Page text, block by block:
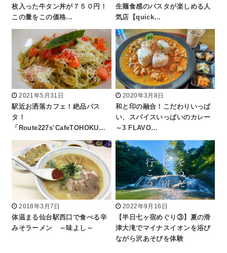
枚入った牛タン丼が７５０円！
この量をこの価格…
生麺食感のパスタが楽しめる人
気店【quick…
2021年5月31日
駅近お洒落カフェ！絶品パス
タ！
「Route227s’CafeTOHOKU…
2020年3月8日
和と印の融合！こだわりいっぱ
い、スパイスいっぱいのカレー
～3 FLAVO…
2018年3月7日
体温まる仙台駅西口で食べる辛
みそラーメン ～味よし～
2022年9月16日
【半日七ヶ宿めぐり③】夏の滑
津大滝でマイナスイオンを浴び
ながら沢あそびを体験